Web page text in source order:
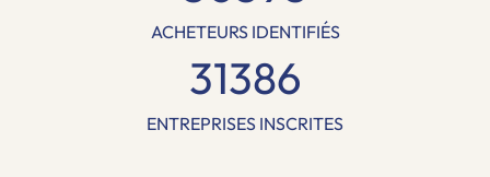
ACHETEURS IDENTIFIÉS
31386
ENTREPRISES INSCRITES